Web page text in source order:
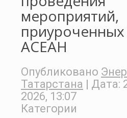
мероприятий,
приуроченных
АСЕАН
Опубликовано
Татарстана
| Дата:
2026, 13:07
Категории